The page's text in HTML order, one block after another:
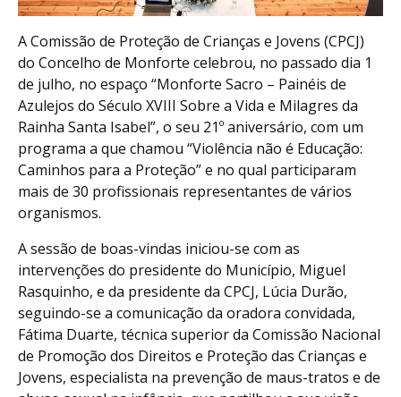
A Comissão de Proteção de Crianças e Jovens (CPCJ)
do Concelho de Monforte celebrou, no passado dia 1
de julho, no espaço “Monforte Sacro – Painéis de
Azulejos do Século XVIII Sobre a Vida e Milagres da
Rainha Santa Isabel”, o seu 21º aniversário, com um
programa a que chamou “Violência não é Educação:
Caminhos para a Proteção” e no qual participaram
mais de 30 profissionais representantes de vários
organismos.
A sessão de boas-vindas iniciou-se com as
intervenções do presidente do Município, Miguel
Rasquinho, e da presidente da CPCJ, Lúcia Durão,
seguindo-se a comunicação da oradora convidada,
Fátima Duarte, técnica superior da Comissão Nacional
de Promoção dos Direitos e Proteção das Crianças e
Jovens, especialista na prevenção de maus-tratos e de